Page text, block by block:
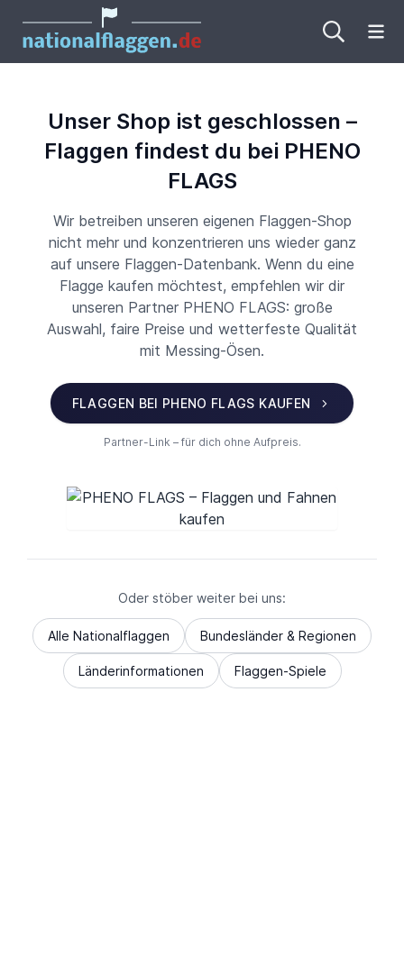
Unser Shop ist geschlossen –
Flaggen findest du bei PHENO
FLAGS
Wir betreiben unseren eigenen Flaggen-Shop
nicht mehr und konzentrieren uns wieder ganz
auf unsere Flaggen-Datenbank. Wenn du eine
Flagge kaufen möchtest, empfehlen wir dir
unseren Partner PHENO FLAGS: große
Auswahl, faire Preise und wetterfeste Qualität
mit Messing-Ösen.
FLAGGEN BEI PHENO FLAGS KAUFEN
Partner-Link – für dich ohne Aufpreis.
Oder stöber weiter bei uns:
Alle Nationalflaggen Bundesländer & Regionen
Länderinformationen Flaggen-Spiele